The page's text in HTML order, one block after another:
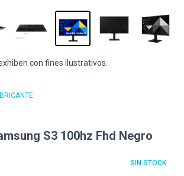
con fines ilustrativos.
S3 100hz Fhd Negro
SIN STOCK